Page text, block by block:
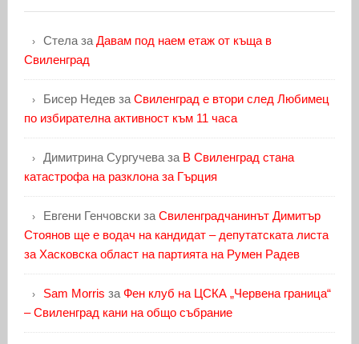
Стелаза Давам под наем етаж от къща в
Свиленград
Бисер Недевза Свиленград е втори след Любимец
по избирателна активност към 11 часа
Димитрина Сургучеваза В Свиленград стана
катастрофа на разклона за Гърция
Евгени Генчовскиза Свиленградчанинът Димитър
Стоянов ще е водач на кандидат – депутатската листа
за Хасковска област на партията на Румен Радев
Sam Morris за Фен клуб на ЦСКА „Червена граница“
– Свиленград кани на общо събрание